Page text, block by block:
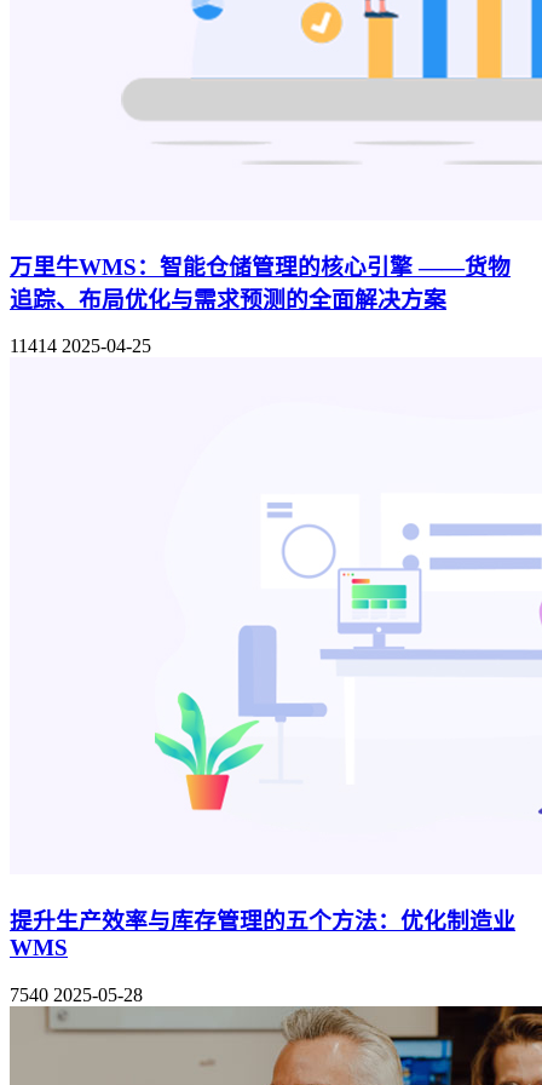
万里牛WMS：智能仓储管理的核心引擎 ——货物
追踪、布局优化与需求预测的全面解决方案
11414 2025-04-25
提升生产效率与库存管理的五个方法：优化制造业
WMS
7540 2025-05-28